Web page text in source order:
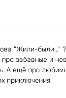
"Жили-были..."
забавные и
А ещё про
приключения!